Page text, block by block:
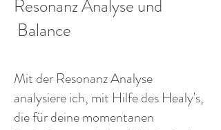
Resonanz Analyse und
Balance
Mit der Resonanz Analyse
analysiere ich, mit Hilfe des Healy's,
die für deine momentanen